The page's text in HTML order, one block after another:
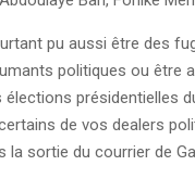
pu aussi être des
politiques ou être
élections présidentielles
de vos dealers
la sortie du courrier de